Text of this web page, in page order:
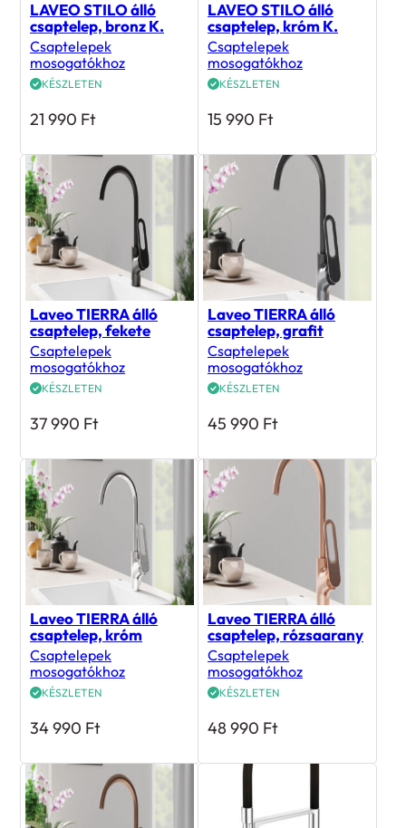
LAVEO STILO álló
csaptelep, bronz K.
Csaptelepek
mosogatókhoz
KÉSZLETEN
21 990 Ft
LAVEO STILO álló
csaptelep, króm K.
Csaptelepek
mosogatókhoz
KÉSZLETEN
15 990 Ft
Laveo TIERRA álló
csaptelep, fekete
Csaptelepek
mosogatókhoz
KÉSZLETEN
37 990 Ft
Laveo TIERRA álló
csaptelep, grafit
Csaptelepek
mosogatókhoz
KÉSZLETEN
45 990 Ft
Laveo TIERRA álló
csaptelep, króm
Csaptelepek
mosogatókhoz
KÉSZLETEN
34 990 Ft
Laveo TIERRA álló
csaptelep, rózsaarany
Csaptelepek
mosogatókhoz
KÉSZLETEN
48 990 Ft